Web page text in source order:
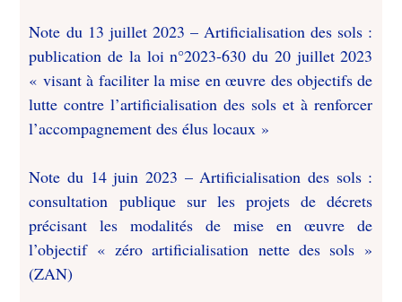
Note du 13 juillet 2023 – Artificialisation des sols :
publication de la loi n°2023-630 du 20 juillet 2023
« visant à faciliter la mise en œuvre des objectifs de
lutte contre l’artificialisation des sols et à renforcer
l’accompagnement des élus locaux »
Note du 14 juin 2023 – Artificialisation des sols :
consultation publique sur les projets de décrets
précisant les modalités de mise en œuvre de
l’objectif « zéro artificialisation nette des sols »
(ZAN)